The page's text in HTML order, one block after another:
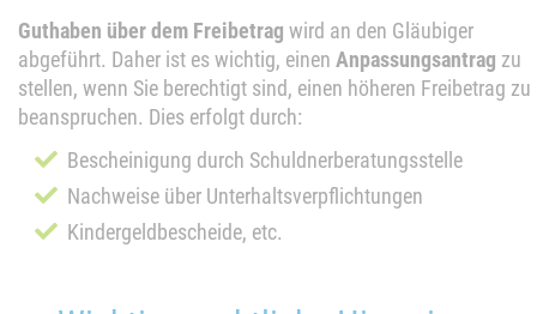
Guthaben über dem Freibetrag wird an den Gläubiger
abgeführt. Daher ist es wichtig, einen Anpassungsantrag zu
stellen, wenn Sie berechtigt sind, einen höheren Freibetrag zu
beanspruchen. Dies erfolgt durch:
Bescheinigung durch Schuldnerberatungsstelle
Nachweise über Unterhaltsverpflichtungen
Kindergeldbescheide, etc.